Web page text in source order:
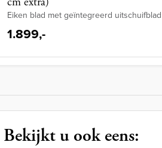
Eiken blad met geïntegreerd uitschuifblad
1.899,-
Bekijkt u ook eens: